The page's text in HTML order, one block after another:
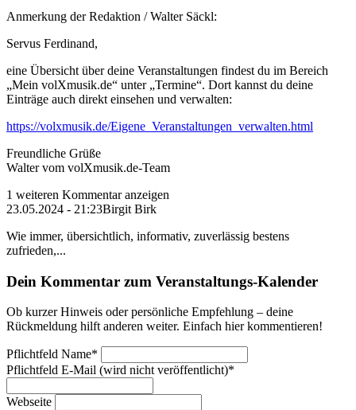
Anmerkung der Redaktion /Walter Säckl:
Servus Ferdinand,
eine Übersicht über deine Veranstaltungen findest du im Bereich
„Mein volXmusik.de“ unter „Termine“. Dort kannst du deine
Einträge auch direkt einsehen und verwalten:
https://volxmusik.de/Eigene_Veranstaltungen_verwalten.html
Freundliche Grüße
Walter vom volXmusik.de-Team
1 weiteren Kommentar anzeigen
23.05.2024 - 21:23Birgit Birk
Wie immer, übersichtlich, informativ, zuverlässig bestens
zufrieden,...
Dein Kommentar zum Veranstaltungs-Kalender
Ob kurzer Hinweis oder persönliche Empfehlung – deine
Rückmeldung hilft anderen weiter. Einfach hier kommentieren!
Pflichtfeld Name*
Pflichtfeld E-Mail (wird nicht veröffentlicht)*
Webseite